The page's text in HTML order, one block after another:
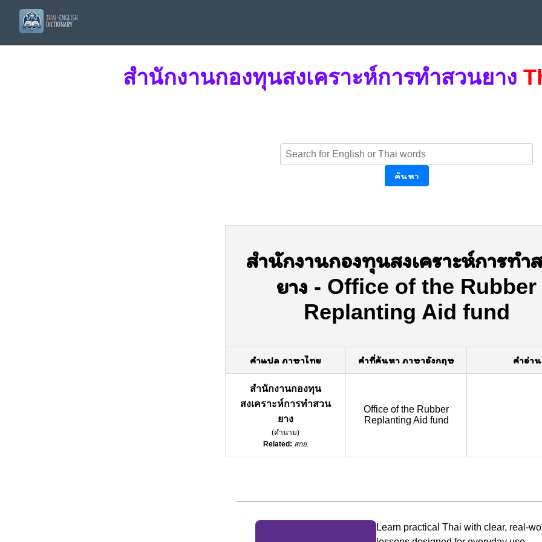
สำนักงานกองทุนสงเคราะห์การทำสวนยาง
ค้นหา
สำนักงานกองทุนสงเคราะห์การทำ
ยาง - Office of the Rubber
Replanting Aid fund
คำแปล ภาษาไทย คำที่ค้นหา ภาษาอังกฤษ คำอ่าน
สำนักงานกองทุน
สงเคราะห์การทำสวน
ยาง
(คำนาม)
Related: สกย.
Office of the Rubber
Replanting Aid fund
Learn practical Thai with clear, real-